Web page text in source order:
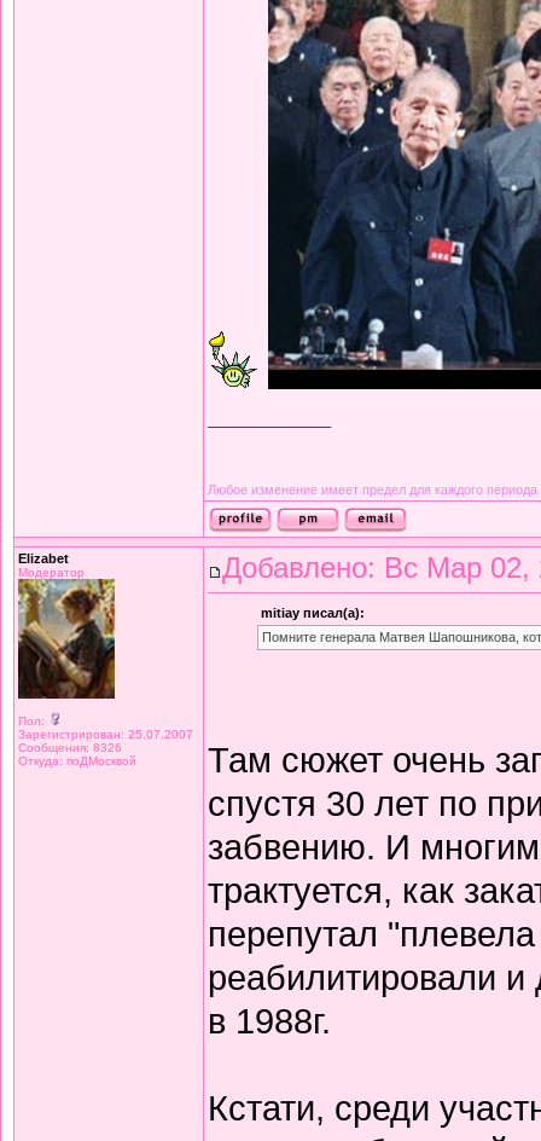
Любое изменение имеет предел для каждого периода
Elizabet
Модератор
Пол:
Зарегистрирован: 25.07.2007
Сообщения: 8326
Откуда: поДМосквой
Добавлено: Вс Мар 02,
mitiay писал(а):
Помните генерала Матвея Шапошникова,
Там сюжет очень
спустя 30 лет по
забвению. И
трактуется, как
перепутал
реабилитировали
в 1988г.
Кстати, среди